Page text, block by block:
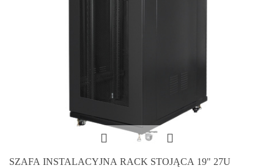
SZAFA INSTALACYJNA RACK STOJĄCA 19" 27U